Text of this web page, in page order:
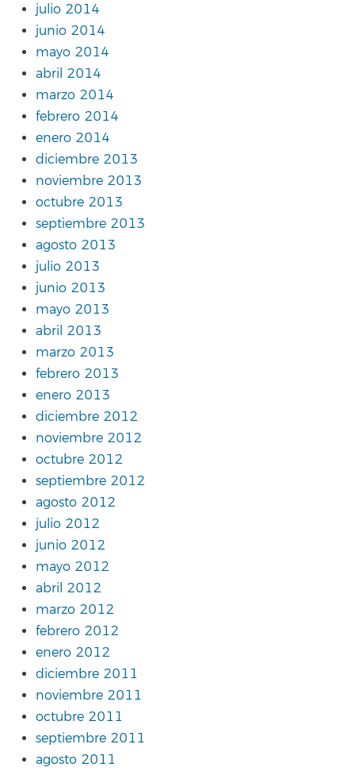
julio 2014
junio 2014
mayo 2014
abril 2014
marzo 2014
febrero 2014
enero 2014
diciembre 2013
noviembre 2013
octubre 2013
septiembre 2013
agosto 2013
julio 2013
junio 2013
mayo 2013
abril 2013
marzo 2013
febrero 2013
enero 2013
diciembre 2012
noviembre 2012
octubre 2012
septiembre 2012
agosto 2012
julio 2012
junio 2012
mayo 2012
abril 2012
marzo 2012
febrero 2012
enero 2012
diciembre 2011
noviembre 2011
octubre 2011
septiembre 2011
agosto 2011